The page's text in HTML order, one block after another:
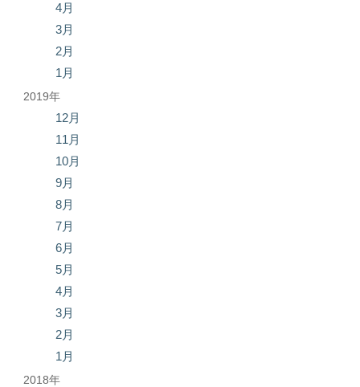
4月
3月
2月
1月
2019年
12月
11月
10月
9月
8月
7月
6月
5月
4月
3月
2月
1月
2018年